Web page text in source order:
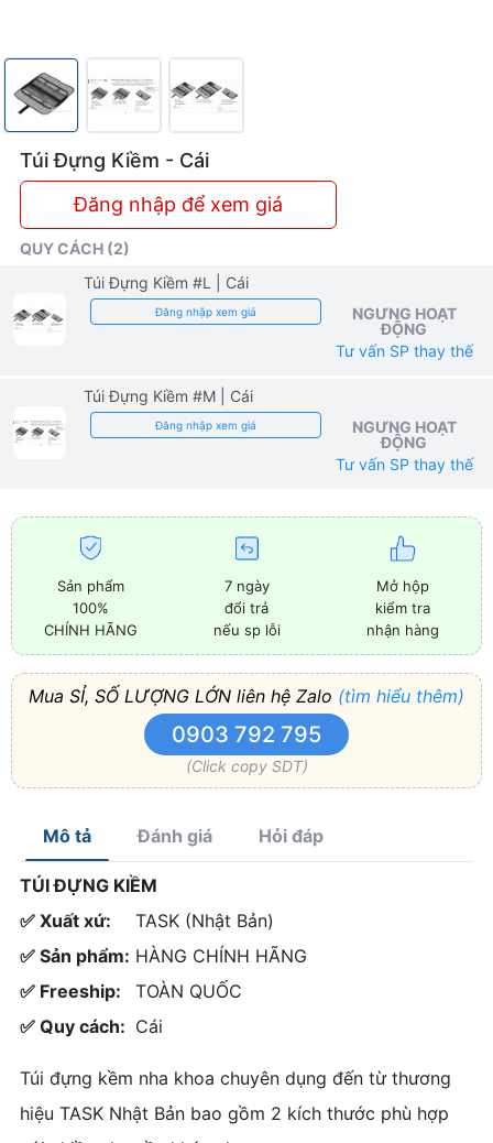
Túi Đựng Kiềm - Cái
Đăng nhập để xem giá
QUY CÁCH (2)
Túi Đựng Kiềm #L
| Cái
Đăng nhập xem giá
NGƯNG HOẠT
ĐỘNG
Tư vấn SP thay thế
Túi Đựng Kiềm #M | Cái
Đăng nhập xem giá
NGƯNG HOẠT
ĐỘNG
Tư vấn SP thay thế
Sản phẩm
100%
CHÍNH HÃNG
7 ngày
đổi trả
nếu sp lỗi
Mở hộp
kiểm tra
nhận hàng
Mua SỈ, SỐ LƯỢNG LỚN liên hệ Zalo (tìm hiểu thêm)
0903 792 795
(Click copy SDT)
Mô tả Đánh giá Hỏi đáp
TÚI ĐỰNG KIỀM
✅ Xuất xứ:
TASK (Nhật Bản)
✅ Sản phẩm: HÀNG CHÍNH HÃNG
✅ Freeship:
TOÀN QUỐC
✅ Quy cách: Cái
Túi đựng kềm nha khoa chuyên dụng đến từ thương
hiệu TASK Nhật Bản bao gồm 2 kích thước phù hợp